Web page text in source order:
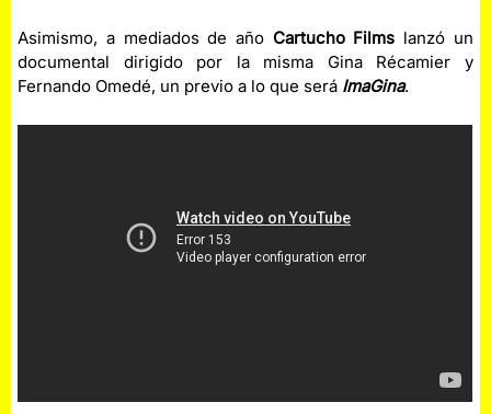
Asimismo, a mediados de año Cartucho Films lanzó un
documental dirigido por la misma Gina Récamier y
Fernando Omedé, un previo a lo que será ImaGina.